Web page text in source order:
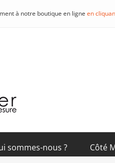
à notre boutique en ligne en
sommes-nous ? Côté